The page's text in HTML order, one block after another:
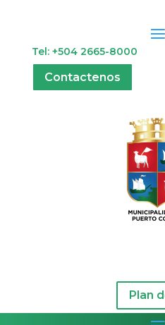
Tel: +504 2665-8000
Contactenos
Plan